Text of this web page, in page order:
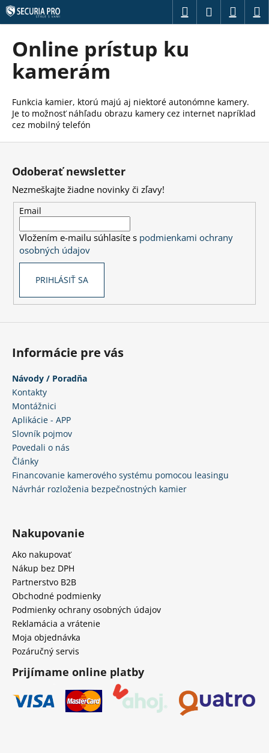
Prejsť
na
obsah
Hľadať
Online prístup ku
kamerám
Funkcia kamier, ktorú majú aj niektoré autonómne kamery.
Je to možnosť náhľadu obrazu kamery cez internet napríklad
cez mobilný telefón
K
o
Č
o
p
o
t
r
b
u
j
e
e
n
j
?
O
d
p
ú
č
a
m
e
Z
Odoberať newsletter
Nezmeškajte žiadne novinky či zľavy!
Email
Vložením e-mailu súhlasíte s podmienkami ochrany
osobných údajov
PRIHLÁSIŤ SA
Informácie pre vás
Návody / Poradňa
Kontakty
Montážnici
Aplikácie - APP
Slovník pojmov
Povedali o nás
Články
Financovanie kamerového systému pomocou leasingu
Návrhár rozloženia bezpečnostných kamier
Nakupovanie
Ako nakupovať
Nákup bez DPH
Partnerstvo B2B
Obchodné podmienky
Podmienky ochrany osobných údajov
Reklamácia a vrátenie
Moja objednávka
Pozáručný servis
Prijímame online platby